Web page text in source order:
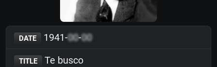
DATE 1941-00-00
TITLE Te busco